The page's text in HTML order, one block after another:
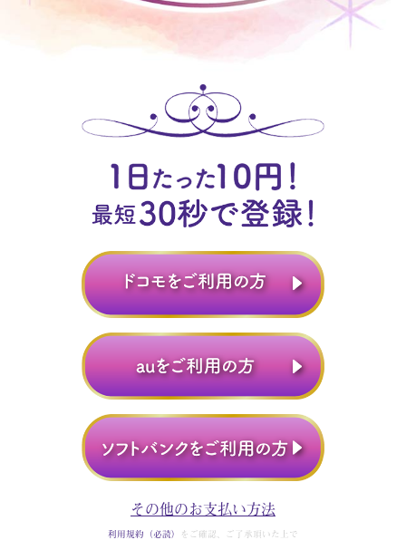
その他のお支払い方法
利用規約（必読）
をご確認、ご了承頂いた上で